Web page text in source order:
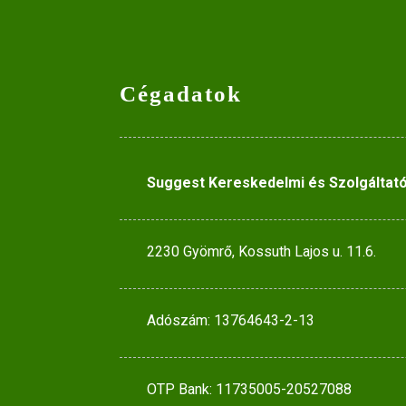
Cégadatok
Suggest Kereskedelmi és
2230 Gyömrő, Kossuth Lajos u. 11.6.
Adószám: 13764643-2-13
OTP Bank: 11735005-20527088